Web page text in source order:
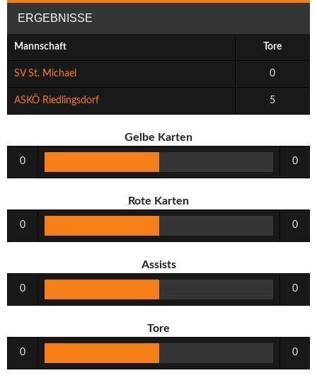
ERGEBNISSE
Mannschaft Tore
SV St. Michael 0
ASKÖ Riedlingsdorf 5
Gelbe Karten
0 0
Rote Karten
0 0
Assists
0 0
Tore
0 0